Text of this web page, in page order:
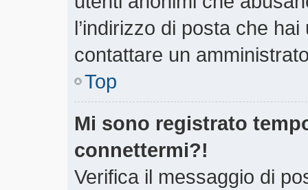
l’indirizzo di posta che
contattare un
Top
Mi sono registrato
connettermi?!
Verifica il messaggio di